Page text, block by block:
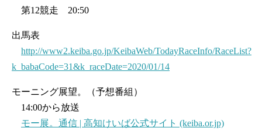
第12競走 20:50
出馬表
http://www2.keiba.go.jp/KeibaWeb/TodayRaceInfo/RaceList?
k_babaCode=31&k_raceDate=2020/01/14
モーニング展望。（予想番組）
14:00から放送
モー展。通信 | 高知けいば公式サイト (keiba.or.jp)